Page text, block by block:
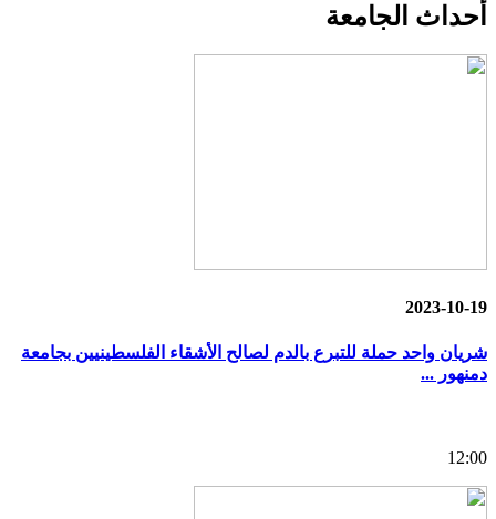
أحداث الجامعة
2023-10-19
شريان واحد حملة للتبرع بالدم لصالح الأشقاء الفلسطينيين بجامعة
دمنهور ...
12:00